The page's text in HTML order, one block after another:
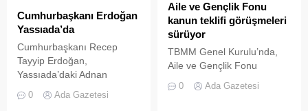
Cumhurbaşkanı Erdoğan
Yassıada’da
Cumhurbaşkanı Recep
Tayyip Erdoğan,
Yassıada’daki Adnan
Menderes Kongre
Merkezi’nde düzenlenen
0 Ada Gazetesi
Aile ve Gençlik Fonu
kanun teklifi görüşmeleri
sürüyor
TBMM Genel Kurulu’nda,
Aile ve Gençlik Fonu
kurulmasına ilişkin kanun
teklifinin görüşmeleri devam
0 Ada Gazetesi